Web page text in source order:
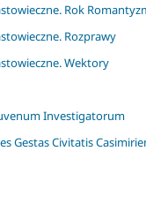
Rok
Rozprawy
Wektory
Investigatorum
Gestas Civitatis